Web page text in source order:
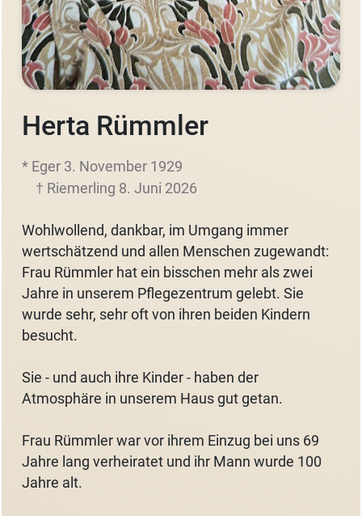
Herta Rümmler
* Eger 3. November 1929
† Riemerling 8. Juni 2026
Wohlwollend, dankbar, im Umgang immer
wertschätzend und allen Menschen zugewandt:
Frau Rümmler hat ein bisschen mehr als zwei
Jahre in unserem Pflegezentrum gelebt. Sie
wurde sehr, sehr oft von ihren beiden Kindern
besucht.
Sie - und auch ihre Kinder - haben der
Atmosphäre in unserem Haus gut getan.
Frau Rümmler war vor ihrem Einzug bei uns 69
Jahre lang verheiratet und ihr Mann wurde 100
Jahre alt.